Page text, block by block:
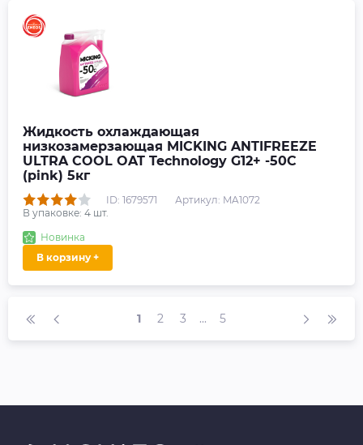
Жидкость охлаждающая
низкозамерзающая MICKING ANTIFREEZE
ULTRA COOL OAT Technology G12+ -50C
(pink) 5кг
ID: 1679571
Артикул: MA1072
В упаковке: 4 шт.
Новинка
В корзину +
1 2 3 ... 5